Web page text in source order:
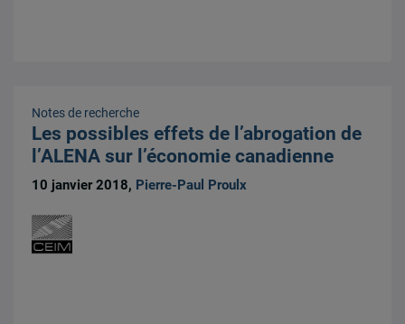
Notes de recherche
Les possibles effets de l’abrogation de
l’ALENA sur l’économie canadienne
10 janvier 2018, Pierre-Paul Proulx